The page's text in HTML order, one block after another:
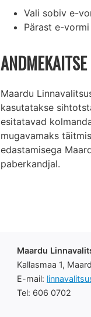
Vali sobiv e-
Pärast e-
ANDMEKAITSE
Maardu
kasutatakse
esitatavad
mugavamaks
edastamisega
paberkandjal.
Maardu
Kallasmaa 1,
E-mail:
Tel: 606 0702